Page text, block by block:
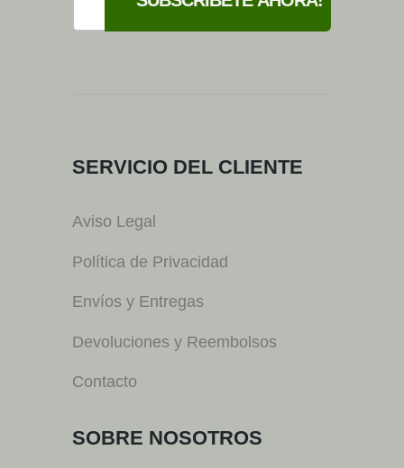
SERVICIO DEL CLIENTE
Aviso Legal
Política de Privacidad
Envíos y Entregas
Devoluciones y Reembolsos
Contacto
SOBRE NOSOTROS